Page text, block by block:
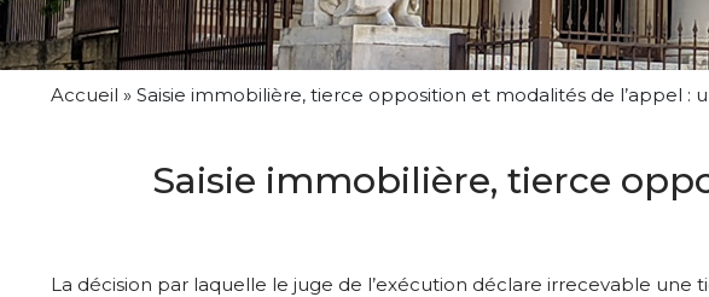
Accueil » Saisie immobilière, tierce opposition et modalités de l’appel :
Saisie immobilière, tierce
La décision par laquelle le juge de l’exécution déclare irrecevable une